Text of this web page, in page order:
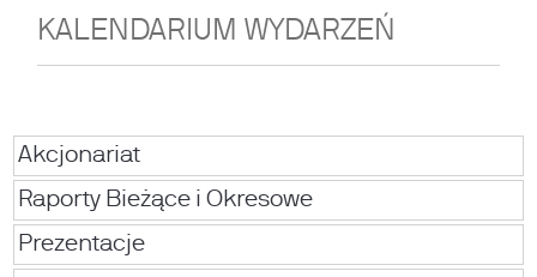
KALENDARIUM WYDARZEŃ
Akcjonariat
Raporty Bieżące i Okresowe
Prezentacje